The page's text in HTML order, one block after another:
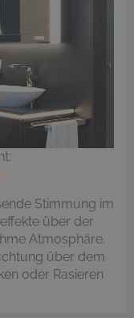
Stimmung im
über der
Atmosphäre.
über dem
oder Rasieren